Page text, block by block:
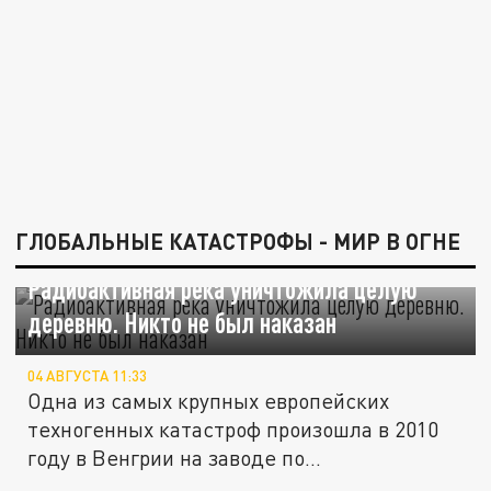
ГЛОБАЛЬНЫЕ КАТАСТРОФЫ - МИР В ОГНЕ
Радиоактивная река уничтожила целую
деревню. Никто не был наказан
04 АВГУСТА 11:33
Одна из самых крупных европейских
техногенных катастроф произошла в 2010
году в Венгрии на заводе по...